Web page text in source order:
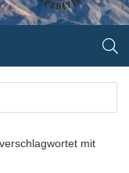
mit